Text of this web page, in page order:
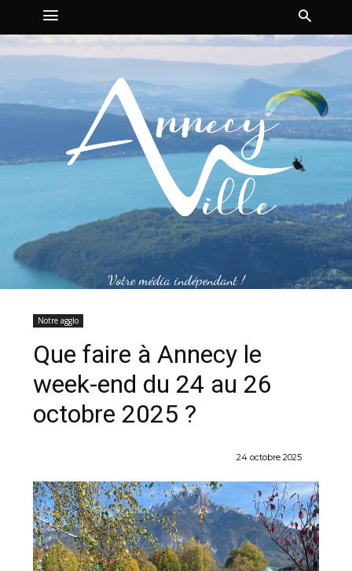
Votre média indépendant !
Notre agglo
Que faire à Annecy le
week-end du 24 au 26
octobre 2025 ?
24 octobre 2025